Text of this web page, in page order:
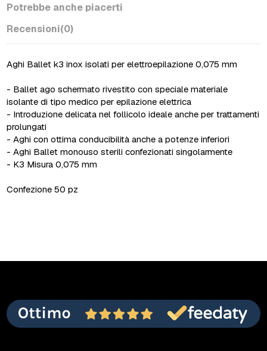
Potrebbe anche piacerti
Recensioni(0)
Aghi Ballet k3 inox isolati per elettroepilazione 0,075 mm
- Ballet ago schermato rivestito con speciale materiale
isolante di tipo medico per epilazione elettrica
- Introduzione delicata nel follicolo ideale anche per trattamenti
prolungati
- Aghi con ottima conducibilità anche a potenze inferiori
- Aghi Ballet monouso sterili confezionati singolarmente
- K3 Misura 0,075 mm
Confezione 50 pz